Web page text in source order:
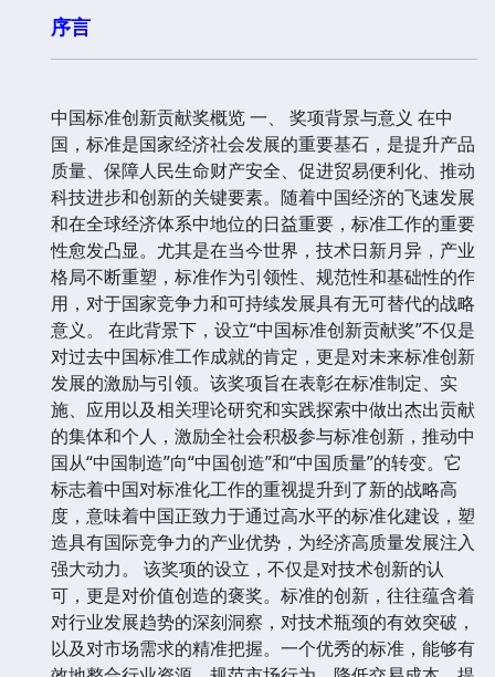
序言
中国标准创新贡献奖概览 一、 奖项背景与意义 在中
国，标准是国家经济社会发展的重要基石，是提升产品
质量、保障人民生命财产安全、促进贸易便利化、推动
科技进步和创新的关键要素。随着中国经济的飞速发展
和在全球经济体系中地位的日益重要，标准工作的重要
性愈发凸显。尤其是在当今世界，技术日新月异，产业
格局不断重塑，标准作为引领性、规范性和基础性的作
用，对于国家竞争力和可持续发展具有无可替代的战略
意义。 在此背景下，设立“中国标准创新贡献奖”不仅是
对过去中国标准工作成就的肯定，更是对未来标准创新
发展的激励与引领。该奖项旨在表彰在标准制定、实
施、应用以及相关理论研究和实践探索中做出杰出贡献
的集体和个人，激励全社会积极参与标准创新，推动中
国从“中国制造”向“中国创造”和“中国质量”的转变。它
标志着中国对标准化工作的重视提升到了新的战略高
度，意味着中国正致力于通过高水平的标准化建设，塑
造具有国际竞争力的产业优势，为经济高质量发展注入
强大动力。 该奖项的设立，不仅是对技术创新的认
可，更是对价值创造的褒奖。标准的创新，往往蕴含着
对行业发展趋势的深刻洞察，对技术瓶颈的有效突破，
以及对市场需求的精准把握。一个优秀的标准，能够有